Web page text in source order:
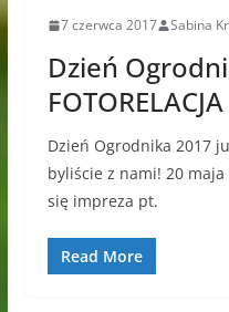
7 czerwca 2017 Sabina
Dzień
FOTORELACJA
Dzień Ogrodnika 2017
byliście z nami! 20
się impreza pt.
Read More